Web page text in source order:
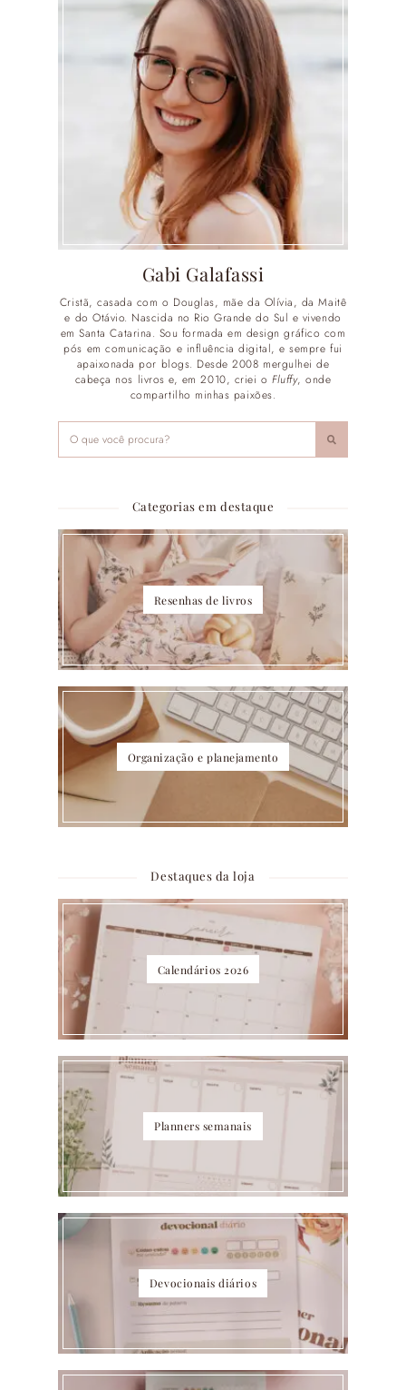
Gabi Galafassi
Cristã, casada com o Douglas, mãe da Olívia, da Maitê
e do Otávio. Nascida no Rio Grande do Sul e vivendo
em Santa Catarina. Sou formada em design gráfico com
pós em comunicação e influência digital, e sempre fui
apaixonada por blogs. Desde 2008 mergulhei de
cabeça nos livros e, em 2010, criei o Fluffy, onde
compartilho minhas paixões.
Categorias em destaque
Resenhas de livros
Organização e planejamento
Destaques da loja
Calendários 2026
Planners semanais
Devocionais diários